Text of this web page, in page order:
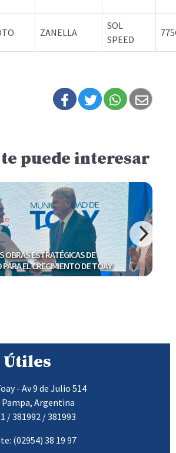
ZANELLA
SOL
SPEED
puede interesar
el cierre de la oficina del Correo
Útiles
- Av 9 de Julio 514
Pampa, Argentina
/ 381992 / 381993
(02954) 38 19 97